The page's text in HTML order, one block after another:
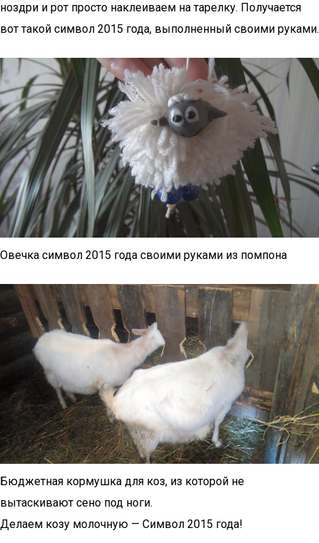
ноздри и рот просто наклеиваем на тарелку. Получается
вот такой символ 2015 года, выполненный своими руками.
Овечка символ 2015 года своими руками из помпона
Бюджетная кормушка для коз, из которой не
вытаскивают сено под ноги.
Делаем козу молочную — Символ 2015 года!